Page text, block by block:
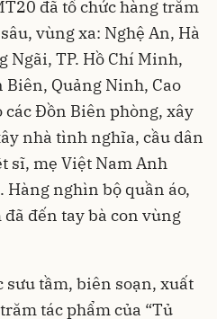
đã tổ chức hàng trăm
vùng xa: Nghệ An, Hà
Ngãi, TP. Hồ Chí Minh,
Biên, Quảng Ninh, Cao
các Đồn Biên phòng, xây
nhà tình nghĩa, cầu dân
sĩ, mẹ Việt Nam Anh
nghìn bộ quần áo,
đến tay bà con vùng
sưu tầm, biên soạn, xuất
tác phẩm của “Tủ